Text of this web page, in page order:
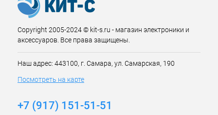
Copyright 2005-2024 © kit-s.ru - магазин электроники и
аксессуаров. Все права защищены.
Наш адрес: 443100, г. Самара, ул. Самарская, 190
Посмотреть на карте
+7 (917) 151-51-51